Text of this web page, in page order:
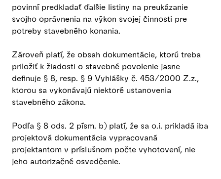
povinní predkladať ďalšie listiny na preukázanie
svojho oprávnenia na výkon svojej činnosti pre
potreby stavebného konania.
Zároveň platí, že obsah dokumentácie, ktorú treba
priložiť k žiadosti o stavebné povolenie jasne
definuje § 8, resp. § 9 Vyhlášky č. 453/2000 Z.z.,
ktorou sa vykonávajú niektoré ustanovenia
stavebného zákona.
Podľa § 8 ods. 2 písm. b) platí, že sa o.i. prikladá iba
projektová dokumentácia vypracovaná
projektantom v príslušnom počte vyhotovení, nie
jeho autorizačné osvedčenie.